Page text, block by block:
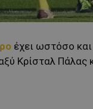
έχει ωστόσο
Κρίσταλ Πάλας